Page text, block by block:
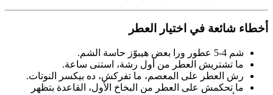
أخطاء شائعة في اختيار العطر
شم 4-5 عطور ورا بعض هيبوّز حاسة الشم.
ما تشتريش العطر من أول رشة، استنى ساعة.
رش العطر على المعصم، ما تفركش، ده بيكسر النوتات.
ما تحكمش على العطر من البخاخ الأول، القاعدة بتظهر